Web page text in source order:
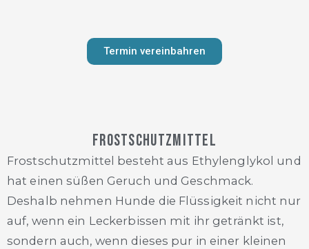
Termin vereinbahren
Frostschutzmittel
Frostschutzmittel besteht aus Ethylenglykol und
hat einen süßen Geruch und Geschmack.
Deshalb nehmen Hunde die Flüssigkeit nicht nur
auf, wenn ein Leckerbissen mit ihr getränkt ist,
sondern auch, wenn dieses pur in einer kleinen